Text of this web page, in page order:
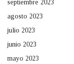
septiembre 2023
agosto 2023
julio 2023
junio 2023
mayo 2023